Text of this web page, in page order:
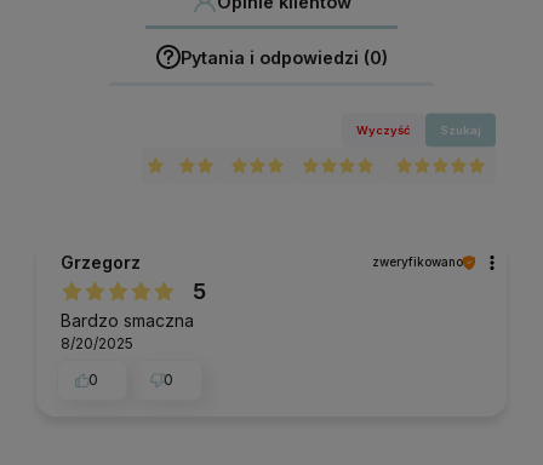
Pytania i odpowiedzi (0)
Wyczyść Szukaj
Grzegorz zweryfikowano
5
Bardzo smaczna
8/20/2025
0
0